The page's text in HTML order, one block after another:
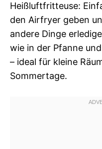
Heißluftfritteuse:
den Airfryer geben
andere Dinge
wie in der Pfanne
– ideal für kleine
Sommertage.